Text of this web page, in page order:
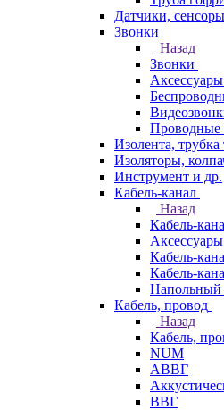
Датчики, сенсоры
Звонки
Назад
Звонки
Проводные
Изолента, трубка
Изоляторы,
Инструмент и др.
Кабель-канал
Назад
Кабель-
Кабель-
Кабель-
Напольный
Кабель, провод
Назад
Кабель,
NUM
АВВГ
ВВГ